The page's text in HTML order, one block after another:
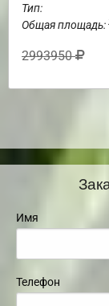
Тип:
Общая площадь:
2993950
Имя
Телефон